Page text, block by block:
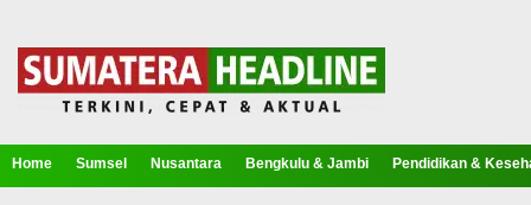
Home Sumsel Nusantara Bengkulu & Jambi Pendidikan &